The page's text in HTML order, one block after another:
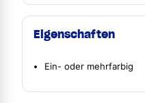
Eigenschaften
Ein- oder mehrfarbig